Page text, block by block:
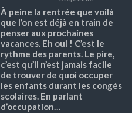
À peine la rentrée que voilà
que l’on est déjà en train de
penser aux prochaines
vacances. Eh oui ! C’est le
rythme des parents. Le pire,
c’est qu’il n’est jamais facile
de trouver de quoi occuper
les enfants durant les congés
scolaires. En parlant
d’occupation…